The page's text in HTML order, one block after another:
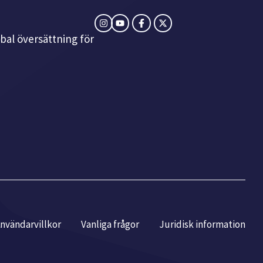
översättning för
Vanliga frågor Juridisk information